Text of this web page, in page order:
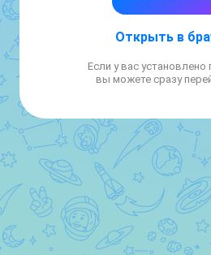
Открыть в
Если у вас
вы можете сразу